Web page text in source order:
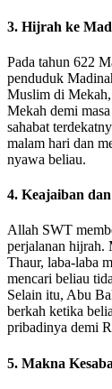
3. Hijrah ke
Pada tahun 622
penduduk
Muslim di
Mekah demi
sahabat
malam hari dan
nyawa beliau.
4. Keajaiban
Allah SWT
perjalanan hijrah.
Thaur, laba-laba
mencari beliau
Selain itu, Abu
berkah ketika
pribadinya demi
5. Makna